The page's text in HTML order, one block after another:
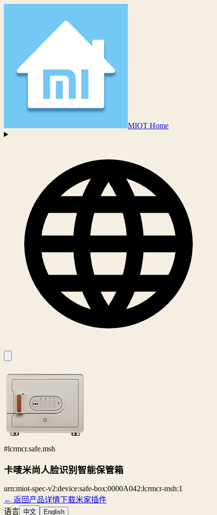
MIOT Home
#lcrmcr.safe.msh
卡唛米尚人脸识别智能保管箱
urn:miot-spec-v2:device:safe-box:0000A042:lcrmcr-msh:1
← 返回产品详情下载米家插件
语言 中文 English